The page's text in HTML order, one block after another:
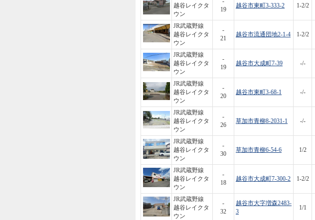
越谷レイクタ
ウン
19
越谷市東町3-333-2 1-2/2
JR武蔵野線
越谷レイクタ
ウン
-
21
越谷市流通団地2-1-4 1-2/2
JR武蔵野線
越谷レイクタ
ウン
-
19
越谷市大成町7-39 -/-
JR武蔵野線
越谷レイクタ
ウン
-
20
越谷市東町3-68-1 -/-
JR武蔵野線
越谷レイクタ
ウン
-
26
草加市青柳8-2031-1 -/-
JR武蔵野線
越谷レイクタ
ウン
-
30
草加市青柳6-54-6 1/2
JR武蔵野線
越谷レイクタ
ウン
-
18
越谷市大成町7-300-2 1-2/2
JR武蔵野線
越谷レイクタ
ウン
-
32
越谷市大字増森2483-
3
1/1